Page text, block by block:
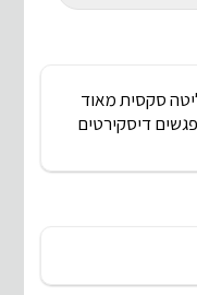
סקסית מאוד
דיסקירטים